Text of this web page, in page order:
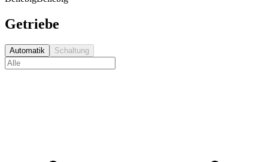
Getriebe
Automatik Schaltung